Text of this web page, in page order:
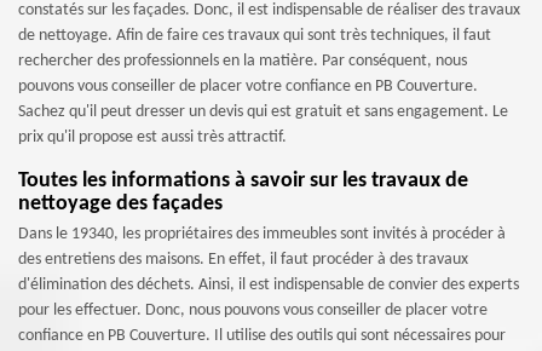
constatés sur les façades. Donc, il est indispensable de réaliser des travaux
de nettoyage. Afin de faire ces travaux qui sont très techniques, il faut
rechercher des professionnels en la matière. Par conséquent, nous
pouvons vous conseiller de placer votre confiance en PB Couverture.
Sachez qu'il peut dresser un devis qui est gratuit et sans engagement. Le
prix qu'il propose est aussi très attractif.
Toutes les informations à savoir sur les travaux de
nettoyage des façades
Dans le 19340, les propriétaires des immeubles sont invités à procéder à
des entretiens des maisons. En effet, il faut procéder à des travaux
d'élimination des déchets. Ainsi, il est indispensable de convier des experts
pour les effectuer. Donc, nous pouvons vous conseiller de placer votre
confiance en PB Couverture. Il utilise des outils qui sont nécessaires pour